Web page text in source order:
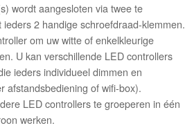
wordt aangesloten via twee te
2 handige schroefdraad-klemmen.
om uw witte of enkelkleurige
U kan verschillende LED controllers
ieders individueel dimmen en
afstandsbediening of wifi-box).
LED controllers te groeperen in één
werken.